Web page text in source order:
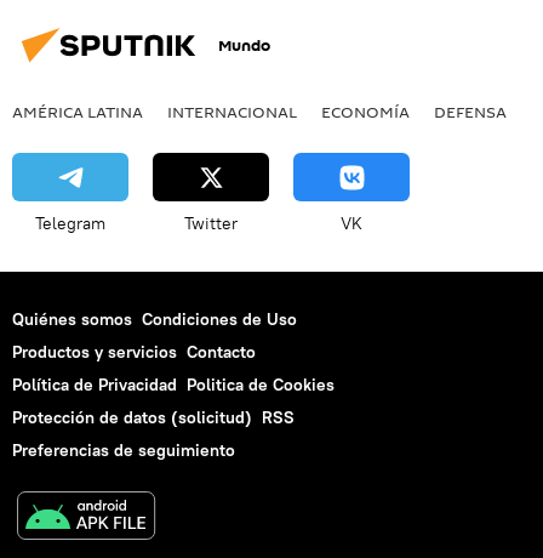
Mundo
AMÉRICA LATINA INTERNACIONAL ECONOMÍA DEFENSA
Telegram Twitter VK
Quiénes somos Condiciones de Uso
Productos y servicios Contacto
Política de Privacidad Politica de Cookies
Protección de datos (solicitud) RSS
Preferencias de seguimiento